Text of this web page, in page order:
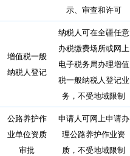
示、审查和许可
增值税一般
纳税人登记
纳税人可在全疆任意
办税缴费场所或网上
电子税务局办理增值
税一般纳税人登记业
务，不受地域限制
公路养护作
业单位资质
审批
申请人可网上申请办
理公路养护作业资
质，不受地域限制